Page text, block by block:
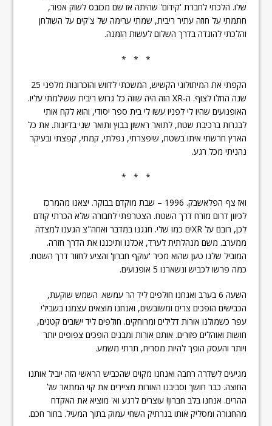
שלו. הלכתי לחברת 'קידום' שהיתה אז שם מכובס לשוק אפור,
חתמתי על חוזה עתיר ריבית, שמתי ערימה של צ'קים על השולחן
והלכתי להונדה בדרך השלום לעשות הזמנה.
* * *
הקפתי את המיתולוגי הקשיש, המשכתי לדווש והזכרונות מלפני 25
שנה החלו לצוף. ה-XR הזה היה שווה כל גרוש ריבית ששילמתי עליו.
האופנועים שהיו לי לפניו עשו לי בית ספר יסודי, והוא לקח אותי
לבגרות ברכיבת שטח, לתואר ראשון בבוץ ותואר שני בדיונות. את כל
הארץ חרשתי איתו בשטח, שיפצרתי, נפלתי, קמתי, קפצתי ובעיקר
נהניתי מכל רגע.
* * *
ואז צף הפלאשבק. 1996 – שבת מוקדם בבוקר. יצאנו מהמרכז
לכיוון דרום מזרח דרך השטח. הצטרפתי לחבורה שלא הכרתי קודם
לכן, רובם על XRים כמו שלי. חגגנו במדבר ואחה"צ הגענו למצדה
ממערב. משם מנהלתית לערד, אכלנו ותיכננו את הדרך חזרה.
המוביל שלנו טען שהוא מכיר 'עוקף חברון' והציע לחזור דרך השטח.
כמה פרשו לכביש ונשארנו 5 אופנועים.
השעה 6 בערב ואנחנו חולפים ליד הר עמשא. השמש שוקעת,
הכבישים הופכים צרים ומשובשים, ואנחנו מוצאים עצמנו בשבילי
עפר כשמולנו אורות דלילים ומרוחקים. חולפים ליד ישובים קטנים,
חושות ואוהלים פזורים. אותם אורות ומבנים הופכים צפופים יותר
ויותר והעסק הופך להיות מסריח, תרתי משמע.
מגיעים לשדרה רחבה ואנחנו מקוים שהכביש הראשי הזה יוביל אותנו
החוצה. כבר חושך וסביבנו האורות מציירים את קוי המתאר של
ההרים. אנחנו בלב חברון! עוצרים לרגע וא' מוציא את האקדח
מהחגורה ומסליק אותו בנרתיק השחי עמוק בתוך המעיל. בחור חכם.